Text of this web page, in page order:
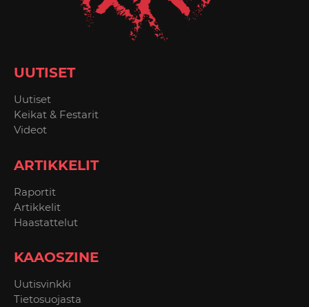
UUTISET
Uutiset
Keikat & Festarit
Videot
ARTIKKELIT
Raportit
Artikkelit
Haastattelut
KAAOSZINE
Uutisvinkki
Tietosuojasta